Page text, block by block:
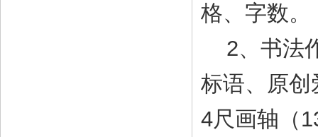
格、字数。
2、书法
标语、原创
4尺画轴（